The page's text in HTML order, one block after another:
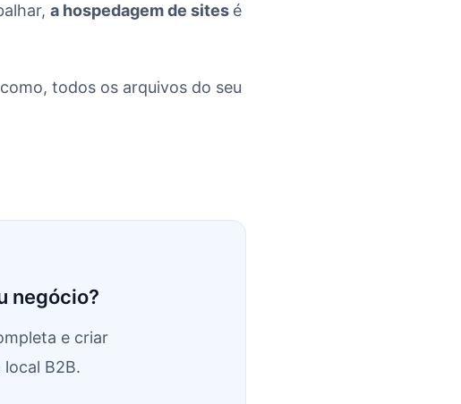
a hospedagem de sites é
todos os arquivos do seu
negócio?
e criar
B2B.